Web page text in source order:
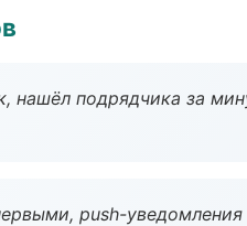
нашёл подрядчика за
push-уведомления